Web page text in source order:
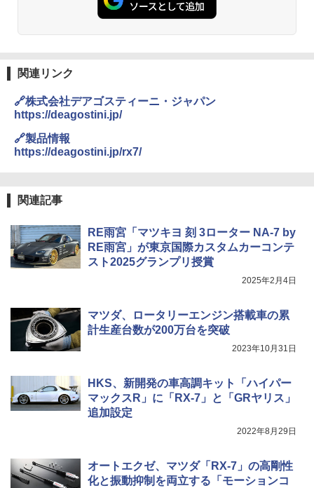
関連リンク
🔗株式会社デアゴスティーニ・ジャパン
https://deagostini.jp/
🔗製品情報
https://deagostini.jp/rx7/
関連記事
RE雨宮「マツキヨ 刻 3ローター NA-7 by
RE雨宮」が東京国際カスタムカーコンテ
スト2025グランプリ授賞
2025年2月4日
マツダ、ロータリーエンジン搭載車の累
計生産台数が200万台を突破
2023年10月31日
HKS、新開発の車高調キット「ハイパー
マックスR」に「RX-7」と「GRヤリス」
追加設定
2022年8月29日
オートエクゼ、マツダ「RX-7」の高剛性
化と振動抑制を両立する「モーションコ